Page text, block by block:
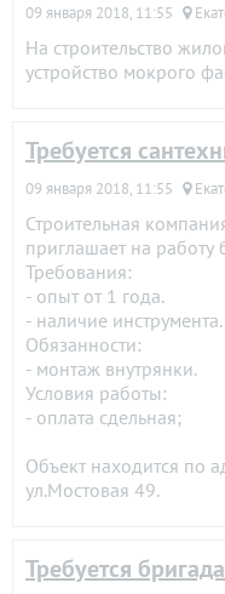
09 января 2018, 11:55
На строительство
устройство мокрого
Требуется
09 января 2018, 11:55
Строительная
приглашает на работу
Требования:
- опыт от 1 года.
- наличие инструмента.
Обязанности:
- монтаж внутрянки.
Условия работы:
- оплата сдельная;
Объект находится по
ул.Мостовая 49.
Требуется